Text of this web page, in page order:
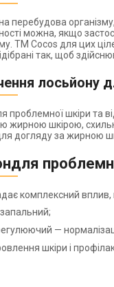
перебудова
можна, якщо
ТМ Cocos для цих
так, щоб
лосьйону
проблемної шкіри та
жирною шкірою,
догляду за жирною
комплексний вплив,
—
шкіри і